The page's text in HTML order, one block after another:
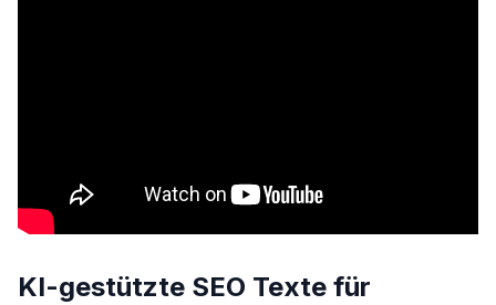
KI-gestützte SEO Texte für